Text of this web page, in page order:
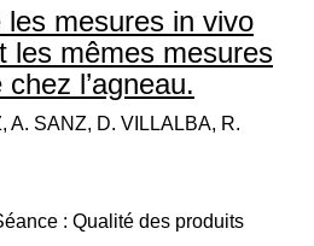
les mesures in vivo
les mêmes mesures
l’agneau.
A. SANZ, D. VILLALBA, R.
: Qualité des produits